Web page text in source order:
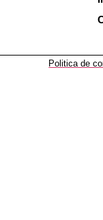
Politica de